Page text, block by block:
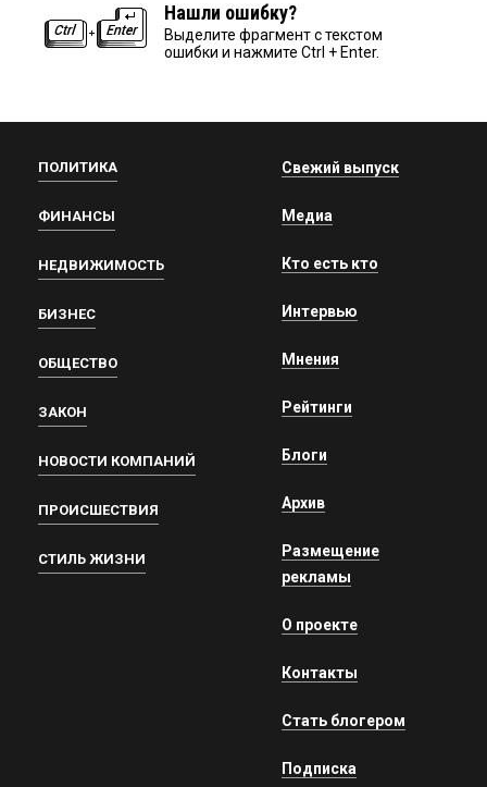
Нашли ошибку?
Выделите фрагмент с текстом
ошибки и нажмите Ctrl + Enter.
ПОЛИТИКА
ФИНАНСЫ
НЕДВИЖИМОСТЬ
БИЗНЕС
ОБЩЕСТВО
ЗАКОН
НОВОСТИ КОМПАНИЙ
ПРОИСШЕСТВИЯ
СТИЛЬ ЖИЗНИ
Свежий выпуск
Медиа
Кто есть кто
Интервью
Мнения
Рейтинги
Блоги
Архив
Размещение
рекламы
О проекте
Контакты
Стать блогером
Подписка